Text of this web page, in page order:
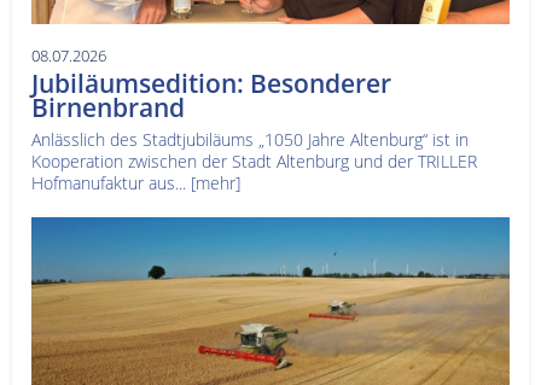
08.07.2026
Jubiläumsedition: Besonderer
Birnenbrand
Anlässlich des Stadtjubiläums „1050 Jahre Altenburg“ ist in
Kooperation zwischen der Stadt Altenburg und der TRILLER
Hofmanufaktur aus... [mehr]